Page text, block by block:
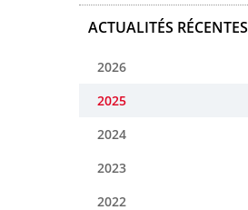
ACTUALITÉS RÉCENTES
2026
2025
2024
2023
2022